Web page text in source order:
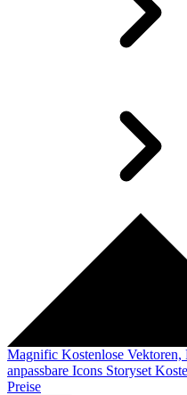
Magnific Kostenlose Vektoren,
anpassbare Icons Storyset
Preise